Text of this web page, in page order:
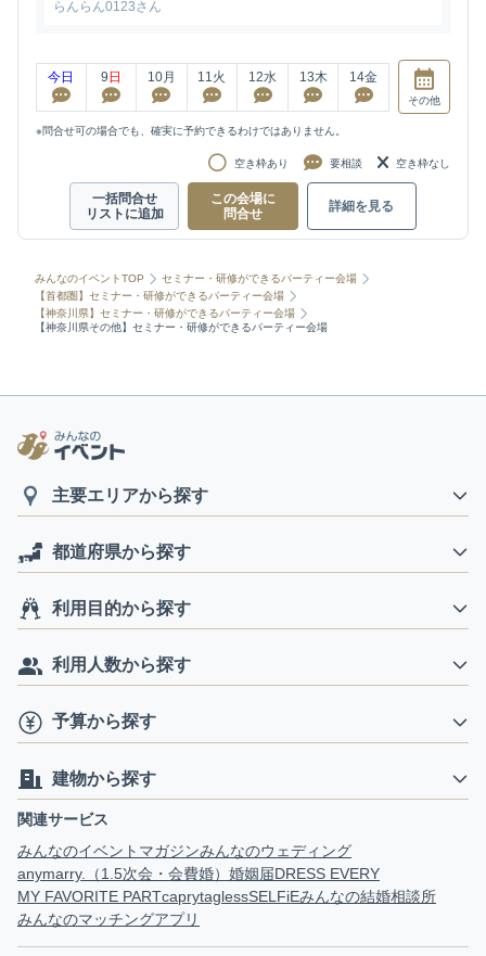
らんらん0123さん
今日 9 日 10月 11火 12水 13木 14金
その他
※問合せ可の場合でも、確実に予約できるわけではありません。
空き枠あり 要相談 空き枠なし
一括問合せ
リストに追加
この会場に
問合せ
詳細を見る
みんなのイベントTOP
セミナー・研修ができるパーティー会場
【首都圏】セミナー・研修ができるパーティー会場
【神奈川県】セミナー・研修ができるパーティー会場
【神奈川県その他】セミナー・研修ができるパーティー会場
主要エリアから探す
都道府県から探す
利用目的から探す
利用人数から探す
予算から探す
建物から探す
関連サービス
みんなのイベントマガジンみんなのウェディング
anymarry.（1.5次会・会費婚） 婚姻届DRESS EVERY
MY FAVORITE PARTcaprytaglessSELFiEみんなの結婚相談所
みんなのマッチングアプリ